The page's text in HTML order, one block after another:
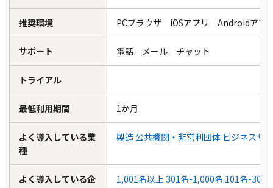
推奨環境 PCブラウザ iOSアプリ Androidア
サポート 電話 メール チャット
トライアル
最低利用期間 1か月
よく導入している業
種
製造 公共機関・非営利団体 ビジネスサ
よく導入している企
1,001名以上 301名-1,000名 101名-300